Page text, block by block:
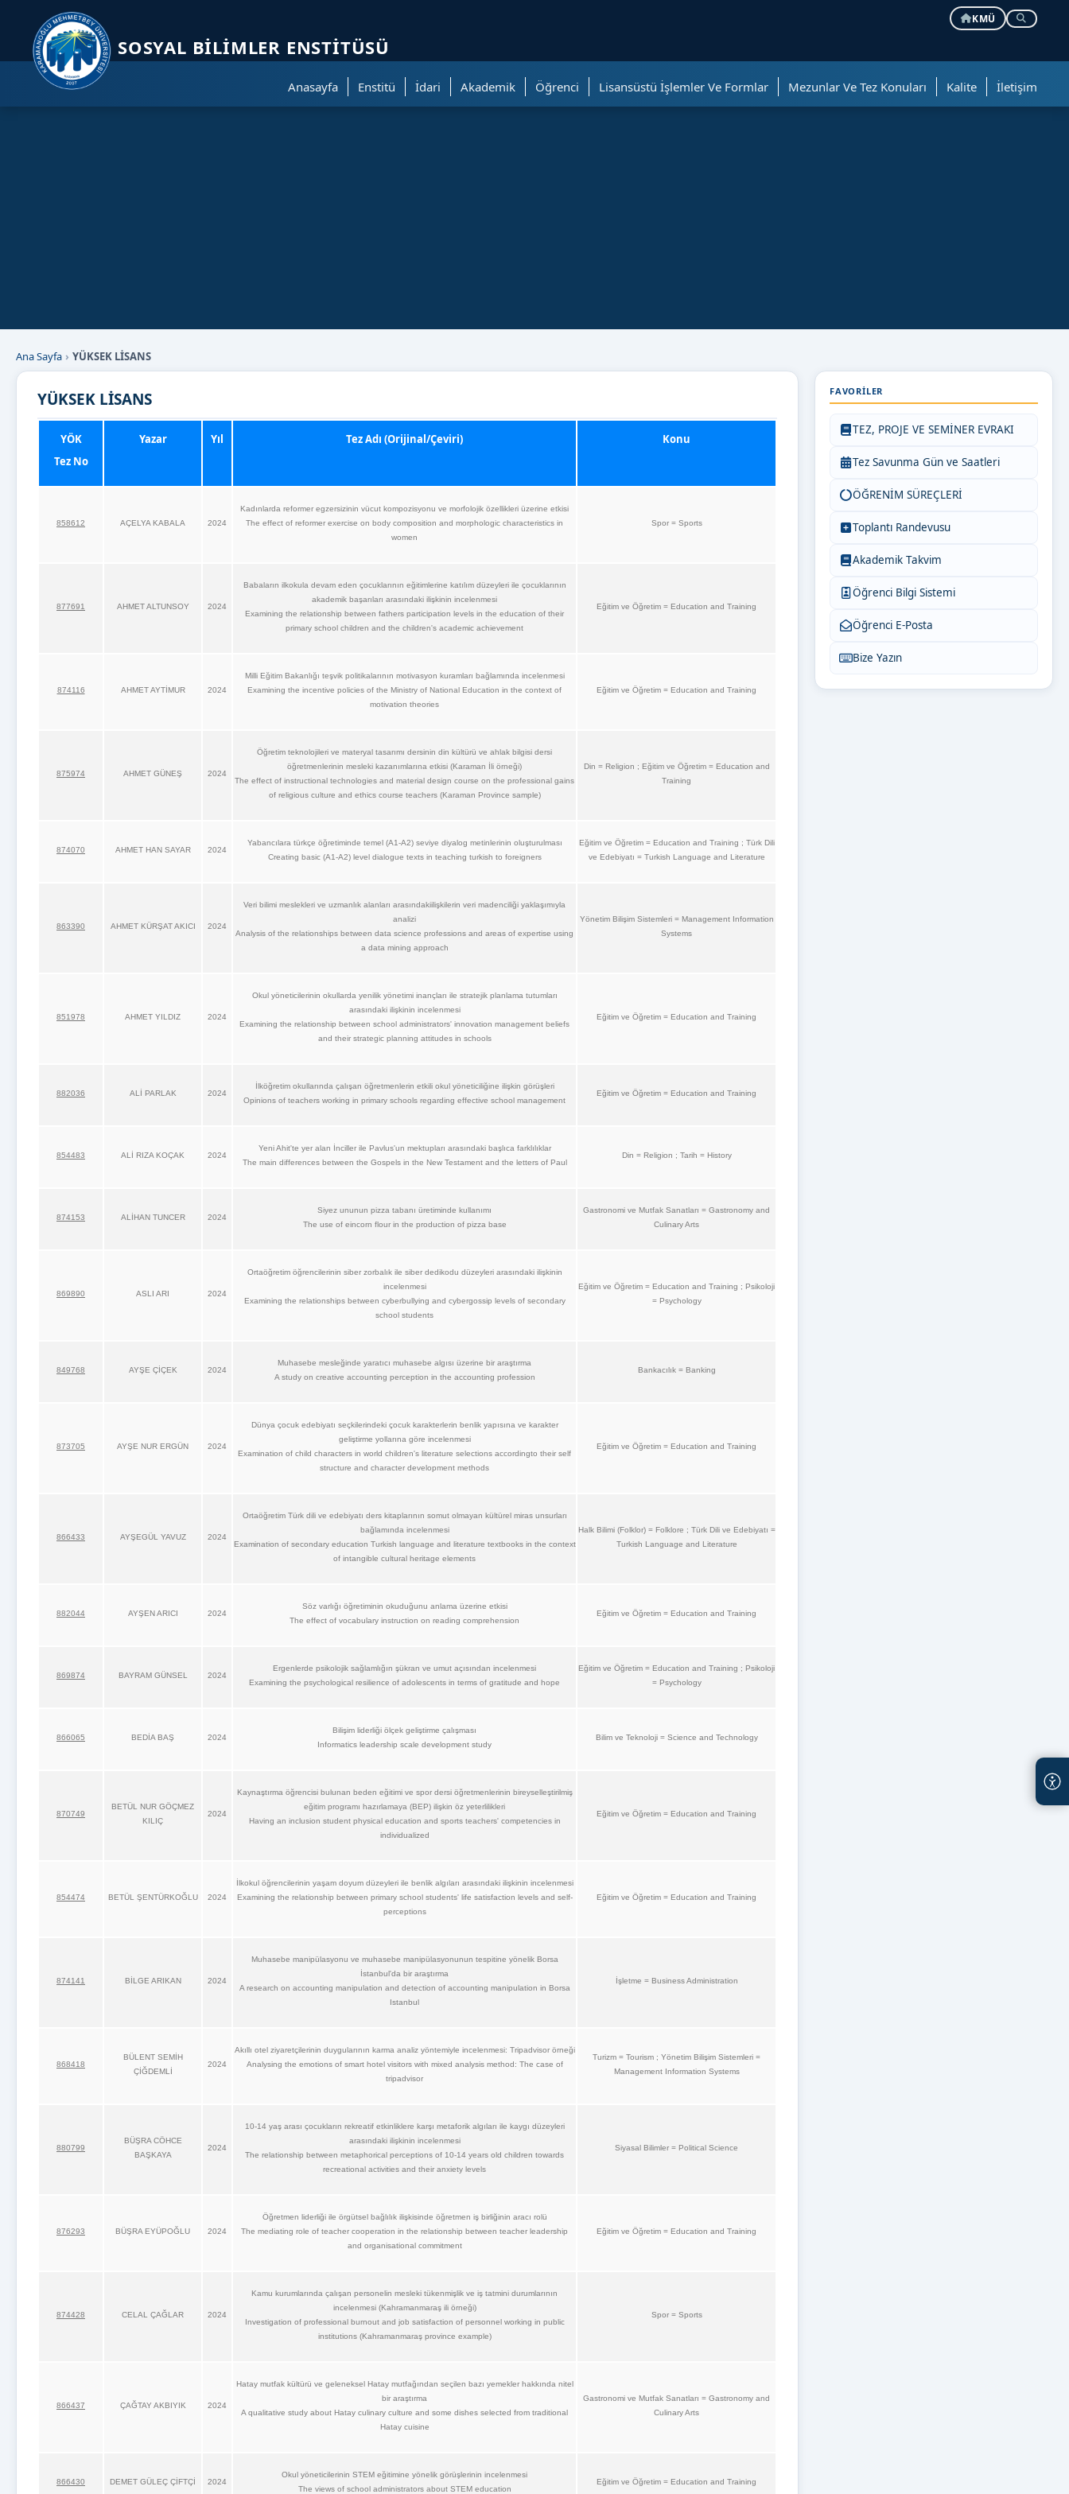
KMÜ
SOSYAL BILIMLER ENSTITÜSÜ
Anasayfa Enstitü İdari Akademik Öğrenci Lisansüstü İşlemler Ve Formlar Mezunlar Ve Tez Konuları Kalite İletişim
Ana Sayfa YÜKSEK LİSANS
YÜKSEK LİSANS
YÖK
Tez No
Yazar Yıl Tez Adı (Orijinal/Çeviri) Konu
858612 AÇELYA KABALA 2024
Kadınlarda reformer egzersizinin vücut kompozisyonu ve morfolojik özellikleri üzerine etkisi
The effect of reformer exercise on body composition and morphologic characteristics in
women
Spor = Sports
877691 AHMET ALTUNSOY 2024
Babaların ilkokula devam eden çocuklarının eğitimlerine katılım düzeyleri ile çocuklarının
akademik başarıları arasındaki ilişkinin incelenmesi
Examining the relationship between fathers participation levels in the education of their
primary school children and the children's academic achievement
Eğitim ve Öğretim = Education and Training
874116 AHMET AYTİMUR 2024
Milli Eğitim Bakanlığı teşvik politikalarının motivasyon kuramları bağlamında incelenmesi
Examining the incentive policies of the Ministry of National Education in the context of
motivation theories
Eğitim ve Öğretim = Education and Training
875974 AHMET GÜNEŞ 2024
Öğretim teknolojileri ve materyal tasarımı dersinin din kültürü ve ahlak bilgisi dersi
öğretmenlerinin mesleki kazanımlarına etkisi (Karaman İli örneği)
The effect of instructional technologies and material design course on the professional gains
of religious culture and ethics course teachers (Karaman Province sample)
Din = Religion ; Eğitim ve Öğretim = Education and
Training
874070 AHMET HAN SAYAR 2024
Yabancılara türkçe öğretiminde temel (A1-A2) seviye diyalog metinlerinin oluşturulması
Creating basic (A1-A2) level dialogue texts in teaching turkish to foreigners
Eğitim ve Öğretim = Education and Training ; Türk Dili
ve Edebiyatı = Turkish Language and Literature
863390 AHMET KÜRŞAT AKICI 2024
Veri bilimi meslekleri ve uzmanlık alanları arasındakiilişkilerin veri madenciliği yaklaşımıyla
analizi
Analysis of the relationships between data science professions and areas of expertise using
a data mining approach
Yönetim Bilişim Sistemleri = Management Information
Systems
851978 AHMET YILDIZ 2024
Okul yöneticilerinin okullarda yenilik yönetimi inançları ile stratejik planlama tutumları
arasındaki ilişkinin incelenmesi
Examining the relationship between school administrators' innovation management beliefs
and their strategic planning attitudes in schools
Eğitim ve Öğretim = Education and Training
882036 ALİ PARLAK 2024
İlköğretim okullarında çalışan öğretmenlerin etkili okul yöneticiliğine ilişkin görüşleri
Opinions of teachers working in primary schools regarding effective school management
Eğitim ve Öğretim = Education and Training
854483 ALİ RIZA KOÇAK 2024
Yeni Ahit'te yer alan İnciller ile Pavlus'un mektupları arasındaki başlıca farklılıklar
The main differences between the Gospels in the New Testament and the letters of Paul
Din = Religion ; Tarih = History
874153 ALİHAN TUNCER 2024
Siyez ununun pizza tabanı üretiminde kullanımı
The use of eincorn flour in the production of pizza base
Gastronomi ve Mutfak Sanatları = Gastronomy and
Culinary Arts
869890 ASLI ARI 2024
Ortaöğretim öğrencilerinin siber zorbalık ile siber dedikodu düzeyleri arasındaki ilişkinin
incelenmesi
Examining the relationships between cyberbullying and cybergossip levels of secondary
school students
Eğitim ve Öğretim = Education and Training ; Psikoloji
= Psychology
849768 AYŞE ÇİÇEK 2024
Muhasebe mesleğinde yaratıcı muhasebe algısı üzerine bir araştırma
A study on creative accounting perception in the accounting profession
Bankacılık = Banking
873705 AYŞE NUR ERGÜN 2024
Dünya çocuk edebiyatı seçkilerindeki çocuk karakterlerin benlik yapısına ve karakter
geliştirme yollarına göre incelenmesi
Examination of child characters in world children's literature selections accordingto their self
structure and character development methods
Eğitim ve Öğretim = Education and Training
866433 AYŞEGÜL YAVUZ 2024
Ortaöğretim Türk dili ve edebiyatı ders kitaplarının somut olmayan kültürel miras unsurları
bağlamında incelenmesi
Examination of secondary education Turkish language and literature textbooks in the context
of intangible cultural heritage elements
Halk Bilimi (Folklor) = Folklore ; Türk Dili ve Edebiyatı =
Turkish Language and Literature
882044 AYŞEN ARICI 2024
Söz varlığı öğretiminin okuduğunu anlama üzerine etkisi
The effect of vocabulary instruction on reading comprehension
Eğitim ve Öğretim = Education and Training
869874 BAYRAM GÜNSEL 2024
Ergenlerde psikolojik sağlamlığın şükran ve umut açısından incelenmesi
Examining the psychological resilience of adolescents in terms of gratitude and hope
Eğitim ve Öğretim = Education and Training ; Psikoloji
= Psychology
866065 BEDİA BAŞ 2024
Bilişim liderliği ölçek geliştirme çalışması
Informatics leadership scale development study
Bilim ve Teknoloji = Science and Technology
870749
BETÜL NUR GÖÇMEZ
KILIÇ
2024
Kaynaştırma öğrencisi bulunan beden eğitimi ve spor dersi öğretmenlerinin bireyselleştirilmiş
eğitim programı hazırlamaya (BEP) ilişkin öz yeterlilikleri
Having an inclusion student physical education and sports teachers' competencies in
individualized
Eğitim ve Öğretim = Education and Training
854474 BETÜL ŞENTÜRKOĞLU 2024
İlkokul öğrencilerinin yaşam doyum düzeyleri ile benlik algıları arasındaki ilişkinin incelenmesi
Examining the relationship between primary school students' life satisfaction levels and self-
perceptions
Eğitim ve Öğretim = Education and Training
874141 BİLGE ARIKAN 2024
Muhasebe manipülasyonu ve muhasebe manipülasyonunun tespitine yönelik Borsa
İstanbul'da bir araştırma
A research on accounting manipulation and detection of accounting manipulation in Borsa
Istanbul
İşletme = Business Administration
868418
BÜLENT SEMİH
ÇİĞDEMLİ
2024
Akıllı otel ziyaretçilerinin duygularının karma analiz yöntemiyle incelenmesi: Tripadvisor örneği
Analysing the emotions of smart hotel visitors with mixed analysis method: The case of
tripadvisor
Turizm = Tourism ; Yönetim Bilişim Sistemleri =
Management Information Systems
880799
BÜŞRA CÖHCE
BAŞKAYA
2024
10-14 yaş arası çocukların rekreatif etkinliklere karşı metaforik algıları ile kaygı düzeyleri
arasındaki ilişkinin incelenmesi
The relationship between metaphorical perceptions of 10-14 years old children towards
recreational activities and their anxiety levels
Siyasal Bilimler = Political Science
876293 BÜŞRA EYÜPOĞLU 2024
Öğretmen liderliği ile örgütsel bağlılık ilişkisinde öğretmen iş birliğinin aracı rolü
The mediating role of teacher cooperation in the relationship between teacher leadership
and organisational commitment
Eğitim ve Öğretim = Education and Training
874428 CELAL ÇAĞLAR 2024
Kamu kurumlarında çalışan personelin mesleki tükenmişlik ve iş tatmini durumlarının
incelenmesi (Kahramanmaraş ili örneği)
Investigation of professional burnout and job satisfaction of personnel working in public
institutions (Kahramanmaraş province example)
Spor = Sports
866437 ÇAĞTAY AKBIYIK 2024
Hatay mutfak kültürü ve geleneksel Hatay mutfağından seçilen bazı yemekler hakkında nitel
bir araştırma
A qualitative study about Hatay culinary culture and some dishes selected from traditional
Hatay cuisine
Gastronomi ve Mutfak Sanatları = Gastronomy and
Culinary Arts
866430 DEMET GÜLEÇ ÇİFTÇİ 2024
Okul yöneticilerinin STEM eğitimine yönelik görüşlerinin incelenmesi
The views of school administrators about STEM education
Eğitim ve Öğretim = Education and Training
FAVORILER
TEZ, PROJE VE SEMİNER EVRAKI
Tez Savunma Gün ve Saatleri
ÖĞRENİM SÜREÇLERİ
Toplantı Randevusu
Akademik Takvim
Öğrenci Bilgi Sistemi
Öğrenci E-Posta
Bize Yazın